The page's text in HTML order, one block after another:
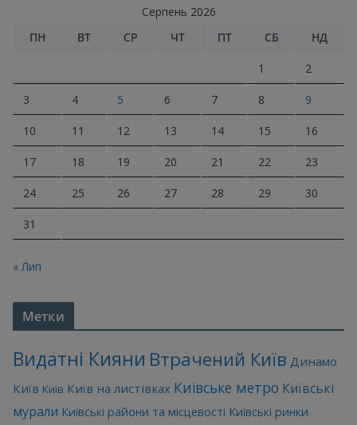
Серпень 2026
ПН
ВТ СР ЧТ ПТ СБ НД
1 2
3 4 5 6 7 8 9
10 11 12 13 14 15 16
17 18 19 20 21 22 23
24 25 26 27 28 29 30
31
« Лип
Метки
Видатні Кияни Втрачений Київ Динамо
Київ Київ Київ на листівках Київське метро Київські
мурали Київські райони та місцевості Київські ринки